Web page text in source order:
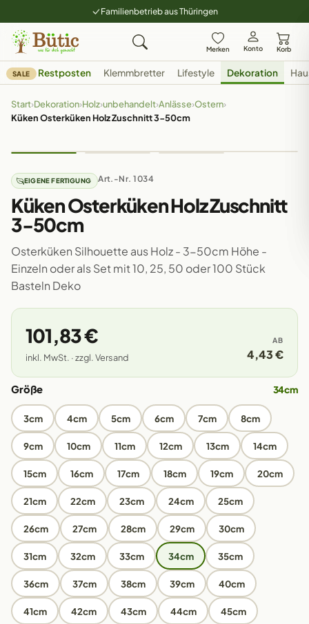
Familienbetrieb aus Thüringen
Merken Konto Korb
SALE Restposten Klemmbretter Lifestyle Dekoration
Start›Dekoration›Holz›unbehandelt›Anlässe›Ostern›
Küken Osterküken Holz Zuschnitt 3-50cm
EIGENE FERTIGUNG Art.-Nr. 1034
Küken Osterküken Holz Zuschnitt
3-50cm
Osterküken Silhouette aus Holz - 3-50cm Höhe -
Einzeln oder als Set mit 10, 25, 50 oder 100 Stück
Basteln Deko
101,83 €
inkl. MwSt. · zzgl. Versand
AB
4,43 €
Größe 34cm
3cm 4cm 5cm 6cm 7cm 8cm
9cm 10cm 11cm 12cm 13cm 14cm
15cm 16cm 17cm 18cm 19cm 20cm
21cm 22cm 23cm 24cm 25cm
26cm 27cm 28cm 29cm 30cm
31cm 32cm 33cm 34cm 35cm
36cm 37cm 38cm 39cm 40cm
41cm 42cm 43cm 44cm 45cm